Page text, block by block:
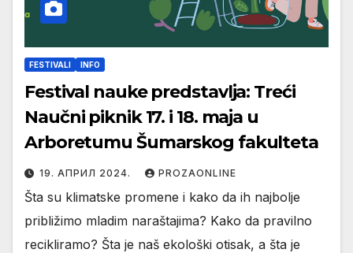
FESTIVALI INFO
Festival nauke predstavlja: Treći
Naučni piknik 17. i 18. maja u
Arboretumu Šumarskog fakulteta
19. АПРИЛ 2024. PROZAONLINE
Šta su klimatske promene i kako da ih najbolje
približimo mladim naraštajima? Kako da pravilno
recikliramo? Šta je naš ekološki otisak, a šta je